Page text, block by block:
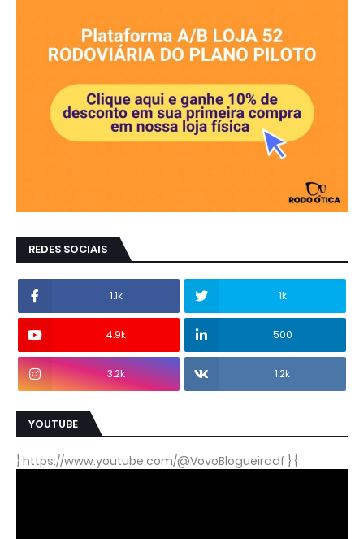
REDES SOCIAIS
1.1k 1k
4.9k 500
3.2k 1.2k
YOUTUBE
} https://www.youtube.com/@VovoBlogueiradf } {